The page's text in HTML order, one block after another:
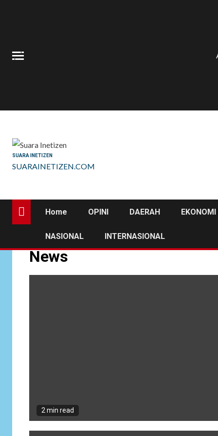
SUARA INETIZEN
SUARAINETIZEN.COM
Home OPINI DAERAH
NASIONAL INTERNASIONAL
News
2 min read